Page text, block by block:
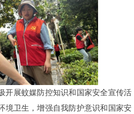
开展蚊媒防控知识和国家安全宣传活
境卫生，增强自我防护意识和国家安